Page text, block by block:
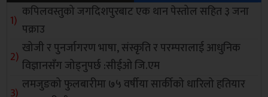
कपिलवस्तुको जगदिशपुरबाट एक थान पेस्तोल सहित ३ जना
पक्राउ
खोजी र पुनर्जागरण भाषा, संस्कृति र परम्परालाई आधुनिक
विज्ञानसँग जोड्नुपर्छ :सीईओ जि.एम
लमजुङको फुलबारीमा ७५ वर्षीया सार्कीको धारिलो हतियार